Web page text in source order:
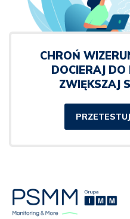
CHROŃ
DOCIERAJ
ZWIĘKSZAJ